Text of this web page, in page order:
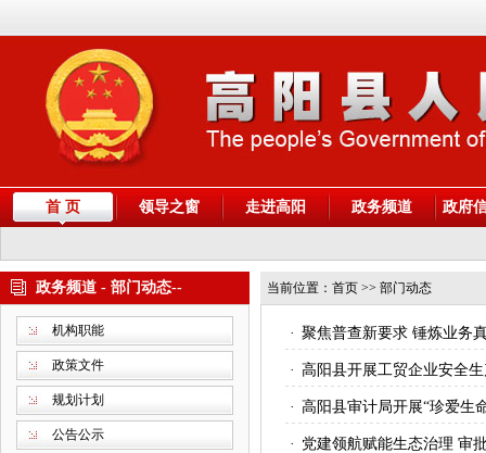
首 页 领导之窗 走进高阳 政务频道 政府
政务频道 - 部门动态--
机构职能
政策文件
规划计划
公告公示
当前位置： 首页 >> 部门动态
· 聚焦普查新要求 锤炼业务
· 高阳县开展工贸企业安全
· 高阳县审计局开展“珍爱生
· 党建领航赋能生态治理 审